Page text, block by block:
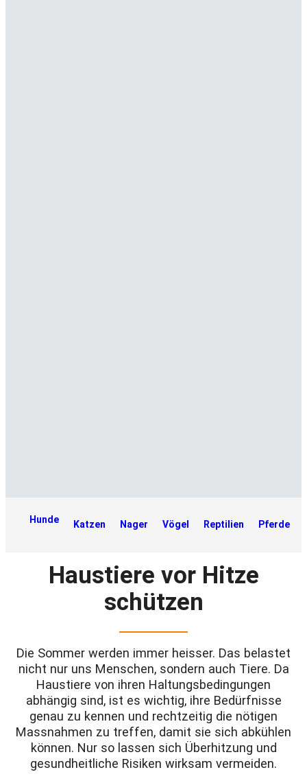
Hunde Katzen Nager Vögel Reptilien Pferde
Haustiere vor Hitze
schützen
Die Sommer werden immer heisser. Das belastet
nicht nur uns Menschen, sondern auch Tiere. Da
Haustiere von ihren Haltungsbedingungen
abhängig sind, ist es wichtig, ihre Bedürfnisse
genau zu kennen und rechtzeitig die nötigen
Massnahmen zu treffen, damit sie sich abkühlen
können. Nur so lassen sich Überhitzung und
gesundheitliche Risiken wirksam vermeiden.